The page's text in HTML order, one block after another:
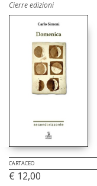
Cierre edizioni
CARTACEO
€ 12,00